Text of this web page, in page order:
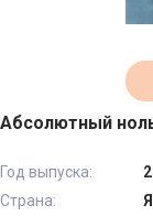
Абсолютный
Год выпуска:
Страна: